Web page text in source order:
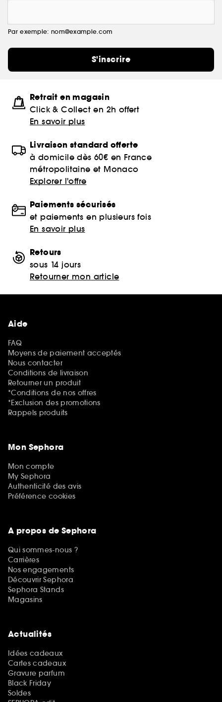
Par exemple: nom@example.com
S'inscrire
Retrait en magasin
Click & Collect en 2h offert
En savoir plus
Livraison standard offerte
à domicile dès 60€ en France
métropolitaine et Monaco
Explorer l'offre
Paiements sécurisés
et paiements en plusieurs fois
En savoir plus
Retours
sous 14 jours
Retourner mon article
Aide
FAQ
Moyens de paiement acceptés
Nous contacter
Conditions de livraison
Retourner un produit
*Conditions de nos offres
*Exclusion des promotions
Rappels produits
Mon Sephora
Mon compte
My Sephora
Authenticité des avis
Préférence cookies
A propos de Sephora
Qui sommes-nous ?
Carrières
Nos engagements
Découvrir Sephora
Sephora Stands
Magasins
Actualités
Idées cadeaux
Cartes cadeaux
Gravure parfum
Black Friday
Soldes